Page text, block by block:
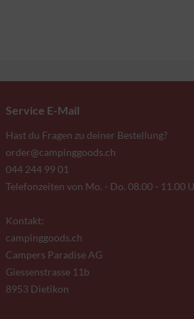
Service E-Mail
Hast du Fragen zu deiner Bestellung?
order@campinggoods.ch
044 244 99 01
Telefonzeiten von Mo. - Do. 08.00 - 11.00
Kontakt:
campinggoods.ch
Campers Paradise AG
Giessenstrasse 11b
8953 Dietikon